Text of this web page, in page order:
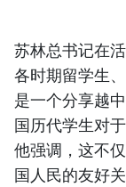
苏林总书记在
各时期留学生
是一个分享越
国历代学生对
他强调，这不
国人民的友好